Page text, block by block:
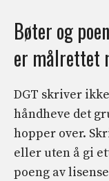
Bøter og
er målrettet
DGT skriver
håndheve det
hopper over.
eller uten å gi
poeng av